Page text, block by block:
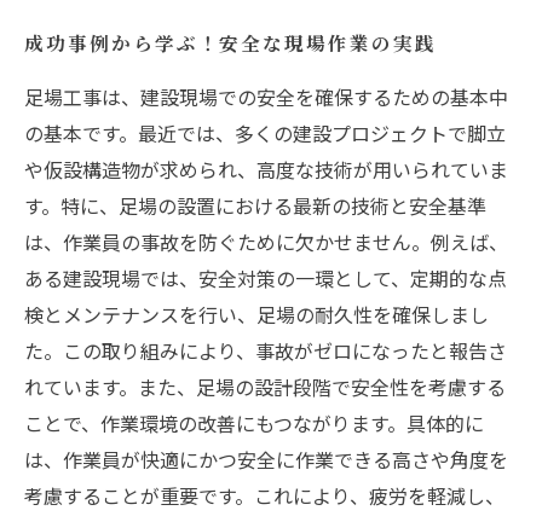
成功事例から学ぶ！安全な現場作業の実践
足場工事は、建設現場での安全を確保するための基本中
の基本です。最近では、多くの建設プロジェクトで脚立
や仮設構造物が求められ、高度な技術が用いられていま
す。特に、足場の設置における最新の技術と安全基準
は、作業員の事故を防ぐために欠かせません。例えば、
ある建設現場では、安全対策の一環として、定期的な点
検とメンテナンスを行い、足場の耐久性を確保しまし
た。この取り組みにより、事故がゼロになったと報告さ
れています。また、足場の設計段階で安全性を考慮する
ことで、作業環境の改善にもつながります。具体的に
は、作業員が快適にかつ安全に作業できる高さや角度を
考慮することが重要です。これにより、疲労を軽減し、